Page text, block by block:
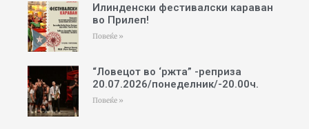
Илинденски фестивалски караван
во Прилеп!
Повеќе »
“Ловецот во ‘ржта” -реприза
20.07.2026/понеделник/-20.00ч.
Повеќе »